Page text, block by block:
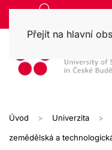
Přejít na hlavní
Úvod Univerzita
zemědělská a